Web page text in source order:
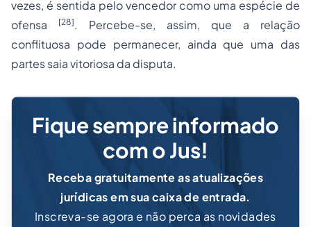
vezes, é sentida pelo vencedor como uma espécie de
ofensa
[28]. Percebe-se, assim, que a relação
conflituosa pode permanecer, ainda que uma das
partes saia vitoriosa da disputa.
Fique sempre informado
com o Jus!
Receba gratuitamente as atualizações
jurídicas em sua caixa de entrada.
Inscreva-se agora e não perca as novidades